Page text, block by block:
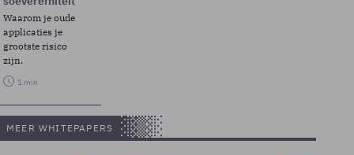
Waarom je oude
applicaties je
grootste risico
zijn.
1 min
MEER WHITEPAPERS